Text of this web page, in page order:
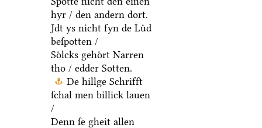
hyr / den andern dort.
Jdt ys nicht fyn de Luͤd
beſpotten /
Soͤlcks gehoͤrt Narren
tho / edder Sotten.
De hillge Schrifft
ſchal men billick lauen
/
Denn ſe gheit allen